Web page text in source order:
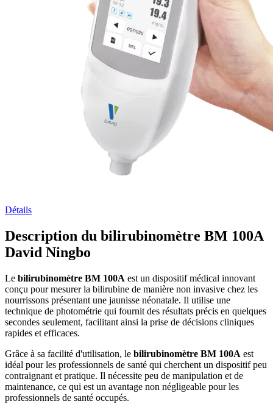
Détails
Description du bilirubinomètre BM 100A
David Ningbo
Le bilirubinomètre BM 100A est un dispositif médical innovant
conçu pour mesurer la bilirubine de manière non invasive chez les
nourrissons présentant une jaunisse néonatale. Il utilise une
technique de photométrie qui fournit des résultats précis en quelques
secondes seulement, facilitant ainsi la prise de décisions cliniques
rapides et efficaces.
Grâce à sa facilité d'utilisation, le bilirubinomètre BM 100A est
idéal pour les professionnels de santé qui cherchent un dispositif peu
contraignant et pratique. Il nécessite peu de manipulation et de
maintenance, ce qui est un avantage non négligeable pour les
professionnels de santé occupés.